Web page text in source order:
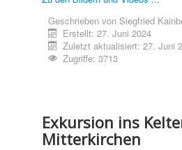
Geschrieben von Siegfried
Erstellt: 27. Juni 2024
Zuletzt aktualisiert: 27. Juni
Zugriffe: 3713
Exkursion ins
Mitterkirchen